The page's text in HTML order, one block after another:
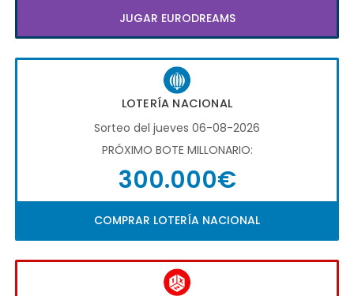
JUGAR EURODREAMS
LOTERÍA NACIONAL
Sorteo del jueves 06-08-2026
PRÓXIMO BOTE MILLONARIO:
300.000€
COMPRAR LOTERÍA NACIONAL